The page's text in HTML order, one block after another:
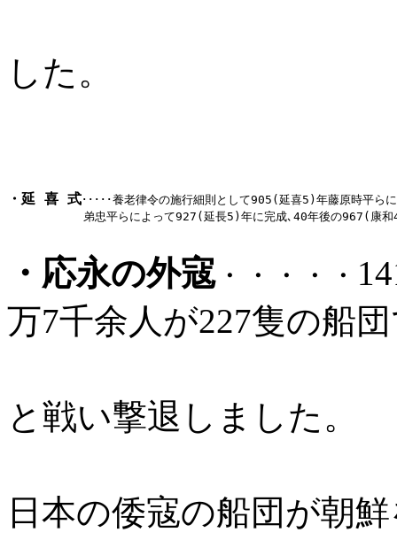
した。
・延 喜 式･････養老律令の施行細則として905(延喜5)年藤原時平ら
弟忠平らによって927(延長5)年に完成､40年後の967(康和4)
・ 応永の外寇・・・・・
万7千余人が227隻の船
と戦い撃退しました。
日本の倭寇の船団が朝